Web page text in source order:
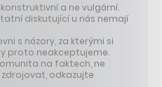
a ne vulgární.
diskutující u nás nemají
s názory, za kterými si
proto neakceptujeme.
na faktech, ne
odkazujte